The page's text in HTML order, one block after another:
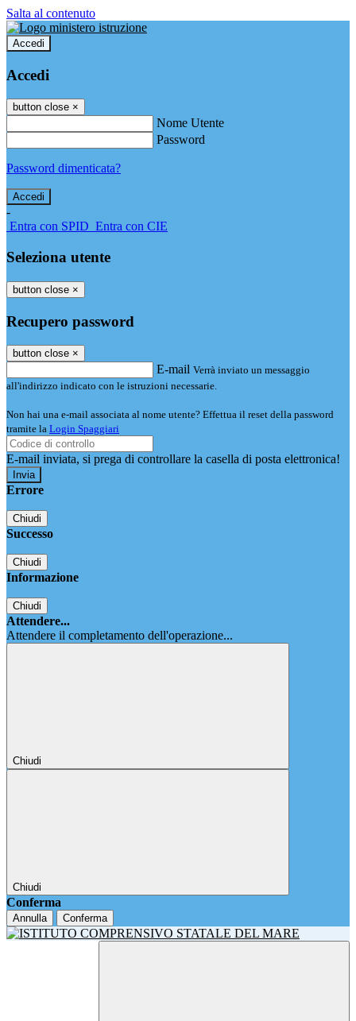
Salta al contenuto
Accedi
Accedi
button close ×
Nome Utente
Password
Password dimenticata?
-
Entra con SPID Entra con CIE
Seleziona utente
button close ×
Recupero password
button close ×
E-mail Verrà inviato un messaggio
all'indirizzo indicato con le istruzioni necessarie.
Non hai una e-mail associata al nome utente? Effettua il reset della password
tramite la Login Spaggiari
E-mail inviata, si prega di controllare la casella di posta elettronica!
Errore
Chiudi
Successo
Chiudi
Informazione
Chiudi
Attendere...
Attendere il completamento dell'operazione...
Chiudi
Chiudi
Conferma
Annulla Conferma